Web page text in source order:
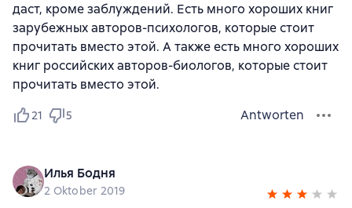
даст, кроме заблуждений. Есть много хороших книг
зарубежных авторов-психологов, которые стоит
прочитать вместо этой. А также есть много хороших
книг российских авторов-биологов, которые стоит
прочитать вместо этой.
21 5 Antworten
Илья Бодня
2 Oktober 2019